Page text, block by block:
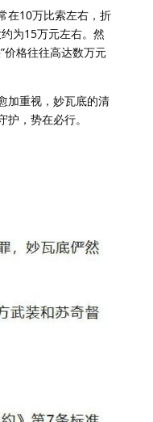
在10万比索左右，折
为15万元左右。然
价格往往高达数万元
加重视，妙瓦底的清
，势在必行。